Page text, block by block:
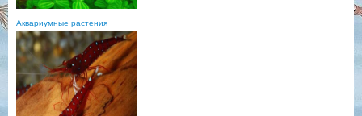
Аквариумные растения